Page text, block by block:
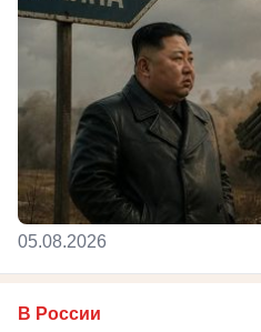
05.08.2026
В России